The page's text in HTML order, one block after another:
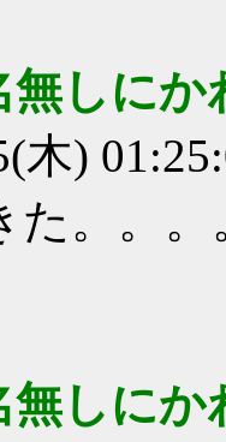
無しに
木)
た。。
無しに